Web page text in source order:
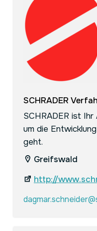
SCHRADER
SCHRADER ist
um die
geht.
Greifswald
http://